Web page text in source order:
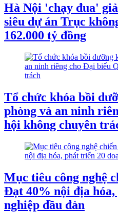
Hà Nội 'chạy đua'
siêu dự án Trục
162.000 tỷ đồng
Tổ chức khóa bồi
phòng và an ninh
hội không chuyên
Mục tiêu công nghệ
Đạt 40% nội địa
nghiệp đầu đàn